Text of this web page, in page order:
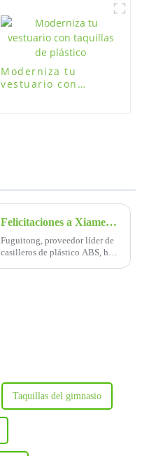
elevable)
Moderniza tu
vestuario con
Felicitaciones a Xiamen Fuguitong Technology Co., Ltd. por ganar el Premio a la Promoción de Innovación de la Exposición Internacional de Deportes 2024 por su casillero inteligente.
Fuguitong, proveedor líder de
casilleros de plástico ABS, ha
Taquillas del gimnasio